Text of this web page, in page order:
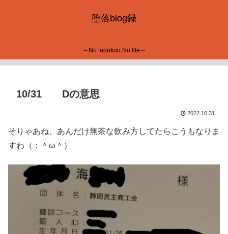
堕落blog録
～No tapukou,No life～
10/31 Dの意思
2022.10.31
そりゃあね、あんだけ無茶な飲み方してたらこうもなりま
すわ（；＾ω＾）